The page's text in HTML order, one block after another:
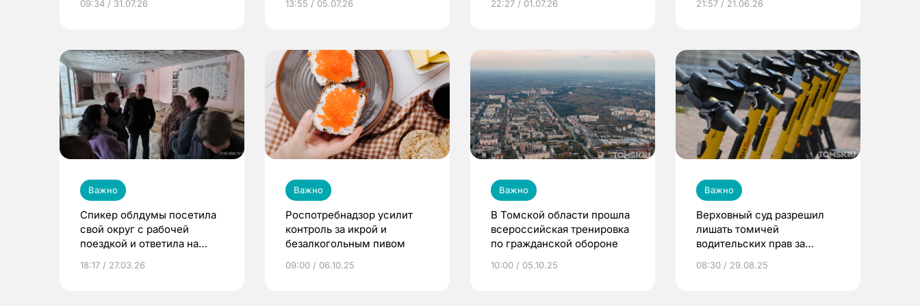
09:34 / 31.07.26 13:55 / 05.07.26 22:27 / 01.07.26
1941 году
21:57 / 21.06.26
Важно
Спикер облдумы посетила
свой округ с рабочей
поездкой и ответила на
выборах
18:17 / 27.03.26
Важно
Роспотребнадзор усилит
контроль за икрой и
безалкогольным пивом
09:00 / 06.10.25
Важно
В Томской области прошла
всероссийская тренировка
по гражданской обороне
10:00 / 05.10.25
Важно
Верховный суд разрешил
лишать томичей
водительских прав за
электросамокатом в
08:30 / 29.08.25